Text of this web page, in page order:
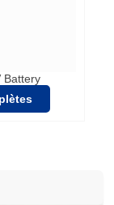
Battery